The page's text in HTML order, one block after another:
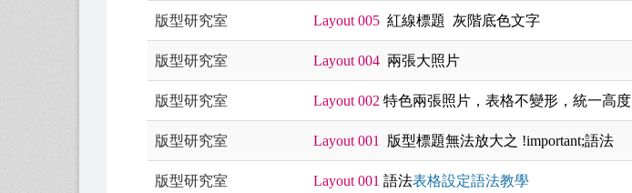
版型研究室 Layout 005 紅線標題 灰階底色文字
版型研究室 Layout 004 兩張大照片
版型研究室 Layout 002 特色兩張照片，表格不變形，統一高度
版型研究室 Layout 001 版型標題無法放大之 !important;語法
版型研究室 Layout 001 語法表格設定語法教學